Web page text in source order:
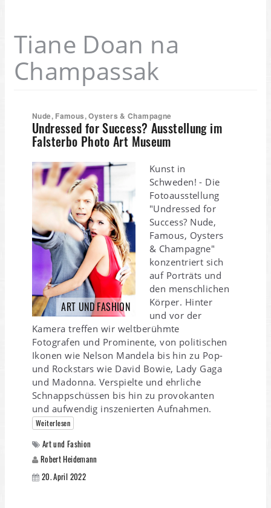
Tiane Doan na
Champassak
Nude, Famous, Oysters & Champagne
Undressed for Success? Ausstellung im
Falsterbo Photo Art Museum
ART UND FASHION
Kunst in
Schweden! - Die
Fotoausstellung
"Undressed for
Success? Nude,
Famous, Oysters
& Champagne"
konzentriert sich
auf Porträts und
den menschlichen
Körper. Hinter
und vor der
Kamera treffen wir weltberühmte
Fotografen und Prominente, von politischen
Ikonen wie Nelson Mandela bis hin zu Pop-
und Rockstars wie David Bowie, Lady Gaga
und Madonna. Verspielte und ehrliche
Schnappschüssen bis hin zu provokanten
und aufwendig inszenierten Aufnahmen.
Weiterlesen
Art und Fashion
Robert Heidemann
20. April 2022